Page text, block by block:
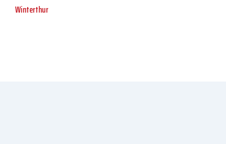
Winterthur